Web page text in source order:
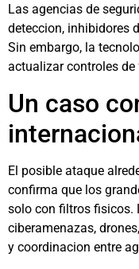
Las agencias de
deteccion, inhibidores
Sin embargo, la
actualizar controles
Un caso
El posible ataque
confirma que los
solo con filtros fisicos.
ciberamenazas,
y coordinacion entre